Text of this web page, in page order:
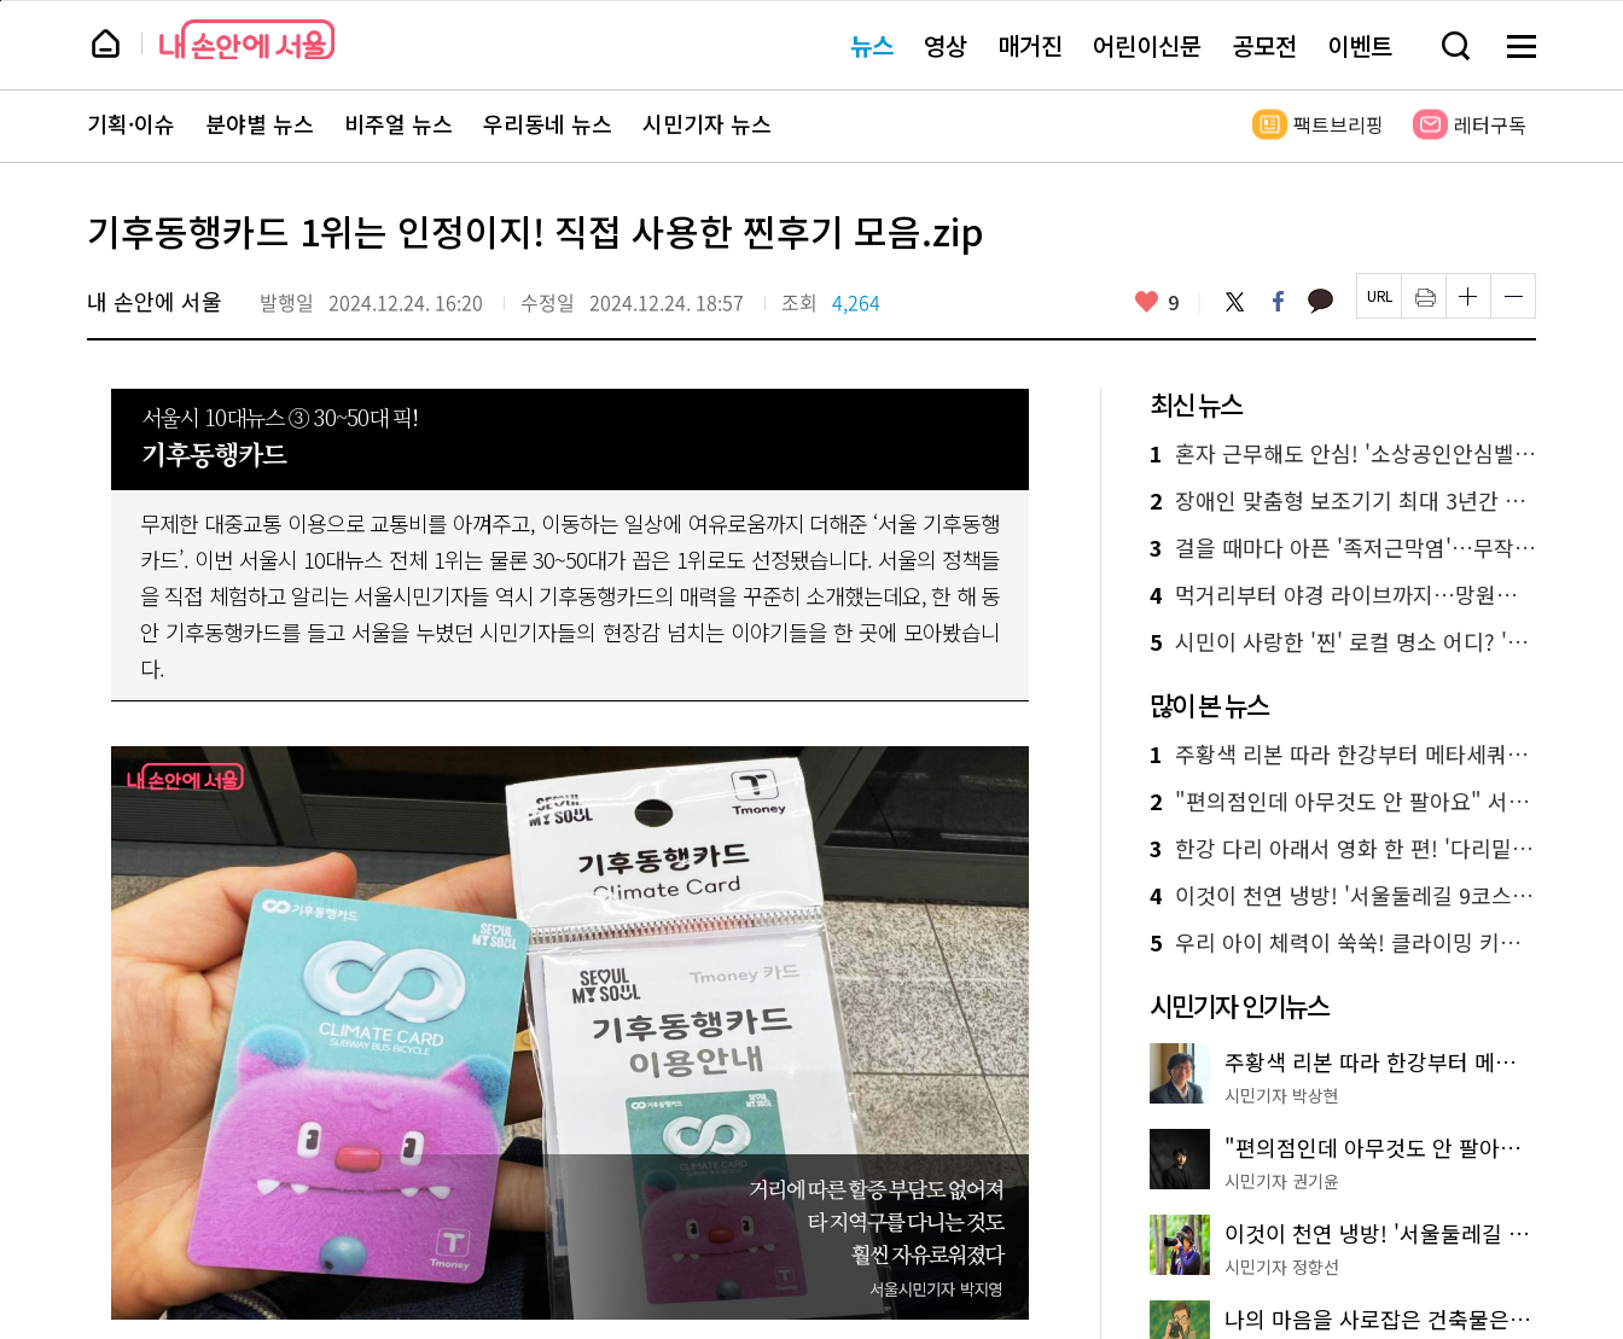
본
뉴
스 요뉴스 영상 매거진 어린이신문 공모전 이벤트 검
창
기
메
전
보
뉴
스
주
서
바
로
기획·이슈 분야별 뉴스 비주얼 뉴스 우리동네 뉴스 시민기자 뉴스 팩트브리핑 레터구독
기후동행카드 1위는 인정이지! 직접 사용한 찐후기 모음.zip
내 손안에 서울 발행일 2024.12.24. 16:20 수정일 2024.12.24. 18:57 조회 4,264 좋
요
9 트
위
터
페
이
스
카
카 페
이
지
인
쇄
하
글
자
크
하
기
글
자
크
하
기
서울시 10대뉴스 ③ 30~50대 픽!
기후동행카드
무제한 대중교통 이용으로 교통비를 아껴주고, 이동하는 일상에 여유로움까지 더해준 ‘서울 기후동행
카드’. 이번 서울시 10대뉴스 전체 1위는 물론 30~50대가 꼽은 1위로도 선정됐습니다. 서울의 정책들
을 직접 체험하고 알리는 서울시민기자들 역시 기후동행카드의 매력을 꾸준히 소개했는데요, 한 해 동
안 기후동행카드를 들고 서울을 누볐던 시민기자들의 현장감 넘치는 이야기들을 한 곳에 모아봤습니
다.
최신 뉴스
1 혼자 근무해도 안심! '소상공인안심벨' 신청하세요
2 장애인 맞춤형 보조기기 최대 3년간 무상 대여…삶의 질 높인다
3 걸을 때마다 아픈 '족저근막염'…무작정 참지 말고 '이것' 해보세요!
4 먹거리부터 야경 라이브까지…망원한강공원 알짜 코스
5 시민이 사랑한 '찐' 로컬 명소 어디? '서울에디션25' 추천 코스
많이 본 뉴스
1 주황색 리본 따라 한강부터 메타세쿼이아 숲길까지…서울둘레길 15코스
2 "편의점인데 아무것도 안 팔아요" 서울에서 가장 특별한 편의점의 정체
3 한강 다리 아래서 영화 한 편! '다리밑 영화관' 무료 상영
4 이것이 천연 냉방! '서울둘레길 9코스'로 숲속 피서 떠나볼까
5 우리 아이 체력이 쑥쑥! 클라이밍 키즈카페·어린이 체력장
시민기자 인기뉴스
주황색 리본 따라 한강부터 메타세쿼이아 숲길까지…서울둘레길 15코스
시민기자 박상현
"편의점인데 아무것도 안 팔아요" 서울에서 가장 특별한 편의점의 정체
시민기자 권기윤
이것이 천연 냉방! '서울둘레길 9코스'로 숲속 피서 떠나볼까
시민기자 정향선
나의 마음을 사로잡은 건축물은? '서울시 건축상' 수상작 공개!
페